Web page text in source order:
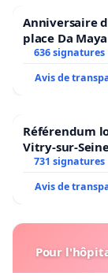
Anniversaire
place Da
636 signatures
Avis de
Référendum
Vitry-sur-
731 signatures
Avis de
Pour